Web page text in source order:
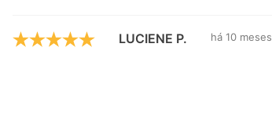
LUCIENE P. há 10 meses